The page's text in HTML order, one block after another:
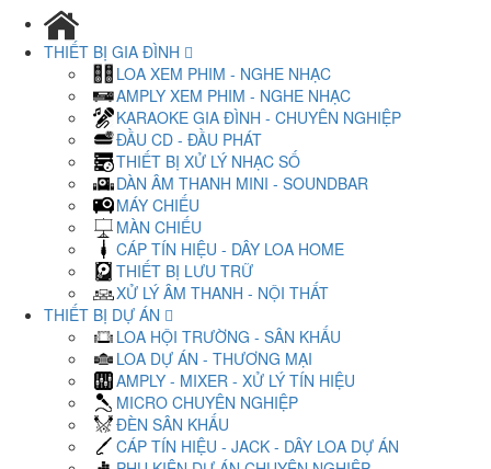
THIẾT BỊ GIA ĐÌNH
LOA XEM PHIM - NGHE NHẠC
AMPLY XEM PHIM - NGHE NHẠC
KARAOKE GIA ĐÌNH - CHUYÊN NGHIỆP
ĐẦU CD - ĐẦU PHÁT
THIẾT BỊ XỬ LÝ NHẠC SỐ
DÀN ÂM THANH MINI - SOUNDBAR
MÁY CHIẾU
MÀN CHIẾU
CÁP TÍN HIỆU - DÂY LOA HOME
THIẾT BỊ LƯU TRỮ
XỬ LÝ ÂM THANH - NỘI THẤT
THIẾT BỊ DỰ ÁN
LOA HỘI TRƯỜNG - SÂN KHẤU
LOA DỰ ÁN - THƯƠNG MẠI
AMPLY - MIXER - XỬ LÝ TÍN HIỆU
MICRO CHUYÊN NGHIỆP
ĐÈN SÂN KHẤU
CÁP TÍN HIỆU - JACK - DÂY LOA DỰ ÁN